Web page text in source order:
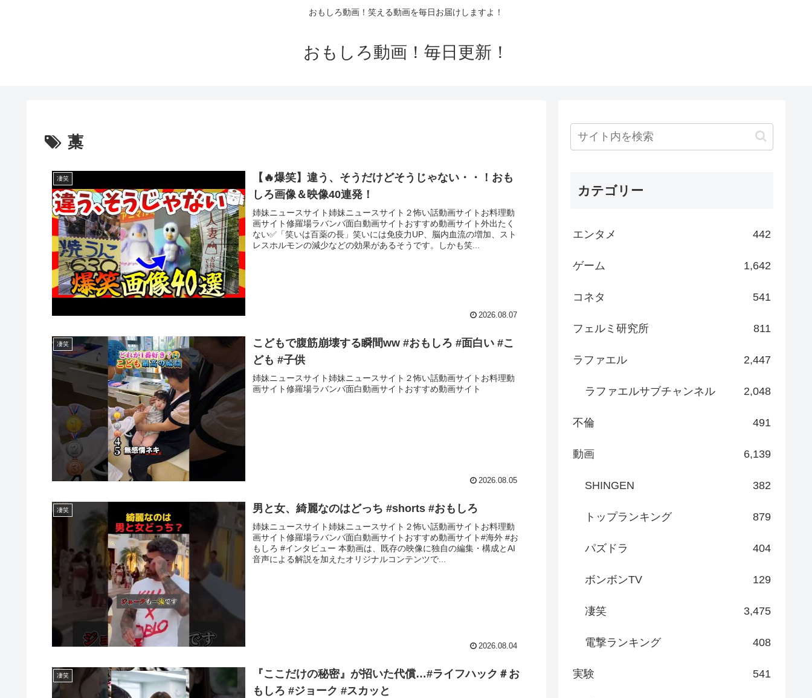
おもしろ動画！笑える動画を毎日お届けしますよ！
おもしろ動画！毎日更新！
藁
凄笑
【🔥爆笑】違う、そうだけどそうじゃない・・！おも
しろ画像＆映像40連発！
姉妹ニュースサイト姉妹ニュースサイト２怖い話動画サイトお料理動
画サイト修羅場ラバンバ面白動画サイトおすすめ動画サイト外出たく
ない✅「笑いは百薬の長」笑いには免疫力UP、脳内血流の増加、スト
レスホルモンの減少などの効果があるそうです。しかも笑...
2026.08.07
凄笑
こどもで腹筋崩壊する瞬間ww #おもしろ #面白い #こ
ども #子供
姉妹ニュースサイト姉妹ニュースサイト２怖い話動画サイトお料理動
画サイト修羅場ラバンバ面白動画サイトおすすめ動画サイト
2026.08.05
凄笑 男と女、綺麗なのはどっち #shorts #おもしろ
姉妹ニュースサイト姉妹ニュースサイト２怖い話動画サイトお料理動
画サイト修羅場ラバンバ面白動画サイトおすすめ動画サイト#海外 #お
もしろ #インタビュー 本動画は、既存の映像に独自の編集・構成とAI
音声による解説を加えたオリジナルコンテンツで...
2026.08.04
凄笑
『ここだけの秘密』が招いた代償…#ライフハック＃お
もしろ #ジョーク #スカッと
カテゴリー
エンタメ 442
ゲーム 1,642
コネタ 541
フェルミ研究所 811
ラファエル 2,447
ラファエルサブチャンネル 2,048
不倫 491
動画 6,139
SHINGEN 382
トップランキング 879
パズドラ 404
ボンボンTV 129
凄笑 3,475
電撃ランキング 408
実験 541